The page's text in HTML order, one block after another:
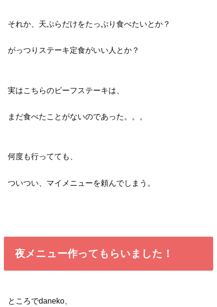
それか、天ぷらだけをたっぷり食べたいとか？
がっつりステーキ定食がいい人とか？
実はこちらのビーフステーキは、
まだ食べたことがないのであった。。。
何度も行ってても、
ついつい、マイメニューを頼んでしまう。
夜メニュー作ってもらいました！
ところでdaneko、